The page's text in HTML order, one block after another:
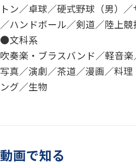
トン／卓球／硬式野球（男）／
／ハンドボール／剣道／陸上
●文科系
吹奏楽・ブラスバンド／軽音
写真／演劇／茶道／漫画／料
ング／生物
動画で知る